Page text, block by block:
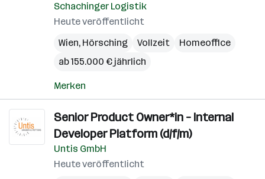
Schachinger Logistik
Heute veröffentlicht
Wien, Hörsching Vollzeit
Homeoffice
ab 155.000 € jährlich
Merken
Senior Product Owner*in – Internal
Developer Platform (d/f/m)
Untis GmbH
Heute veröffentlicht